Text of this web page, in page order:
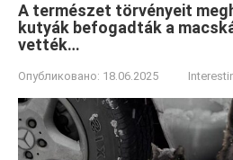
A természet törvényeit
kutyák befogadták a
vették…
Опубликовано: 18.06.2025